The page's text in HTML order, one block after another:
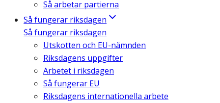
Så arbetar partierna
Så fungerar riksdagen
Så fungerar riksdagen
Utskotten och EU-nämnden
Riksdagens uppgifter
Arbetet i riksdagen
Så fungerar EU
Riksdagens internationella arbete